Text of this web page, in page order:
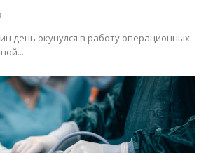
день окунулся в работу операционных